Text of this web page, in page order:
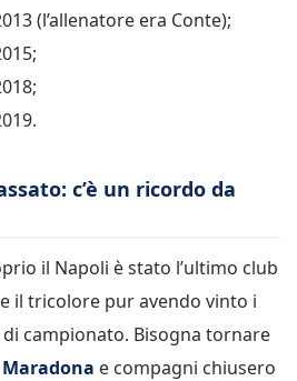
(l’allenatore era Conte);
c’è un ricordo da
il Napoli è stato l’ultimo club
il tricolore pur avendo vinto i
campionato. Bisogna tornare
Maradona e compagni chiusero